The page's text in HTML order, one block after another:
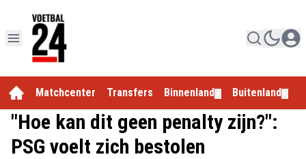
Matchcenter Transfers Binnenland Buitenland
"Hoe kan dit geen penalty zijn?":
PSG voelt zich bestolen